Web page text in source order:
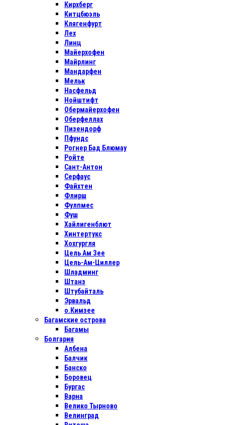
Кирхберг
Китцбюэль
Клягенфурт
Лех
Линц
Майерхофен
Майрлинг
Мандарфен
Мельк
Насфельд
Нойштифт
Обермайерхофен
Оберфеллах
Пизендорф
Пфундс
Рогнер Бад Блюмау
Ройте
Сант-Антон
Серфаус
Файхтен
Флирш
Фулпмес
Фуш
Хайлигенблют
Хинтертукс
Хохгургля
Цель Ам Зее
Цель-Ам-Циллер
Шладминг
Штанз
Штубайталь
Эрвальд
о.Кимзее
Багамские острова
Багамы
Болгария
Албена
Балчик
Банско
Боровец
Бургас
Варна
Велико Тырново
Велинград